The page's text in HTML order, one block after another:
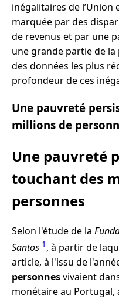
inégalitaires de
marquée par des
de revenus et par une
une grande partie de
des données les plus
profondeur de ces
Une pauvreté
millions de
Une pauvreté
touchant des
personnes
Selon l'étude de la
Santos 1 , à partir de
article, à l'issu de
personnesvivaient
monétaire au Portugal,